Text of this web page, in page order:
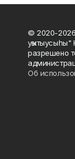
© 2020-2026
разрешено
Об